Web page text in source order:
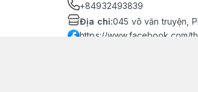
+84932493839
Địa chỉ:045 võ văn truyện,
https://www.facebook.com/